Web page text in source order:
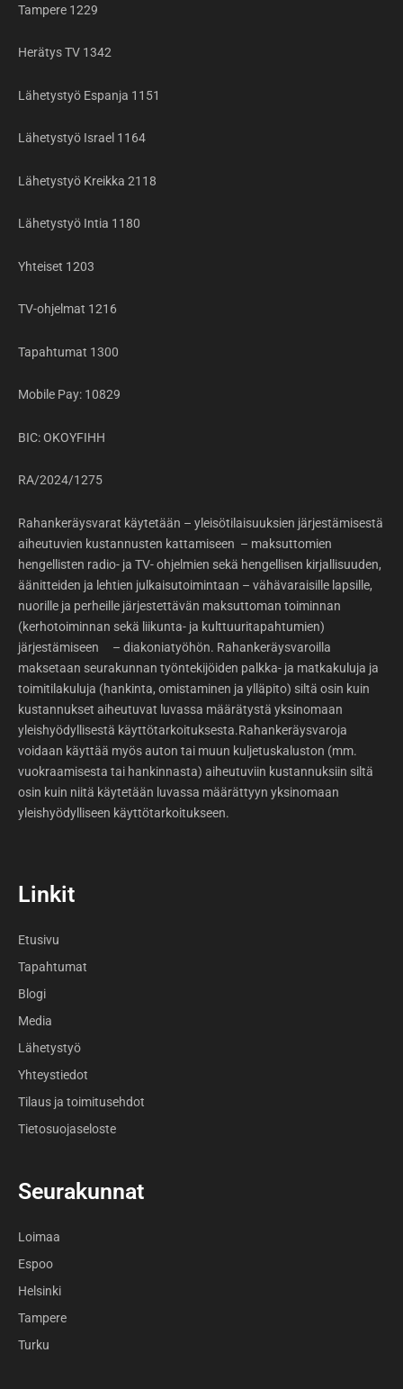
Tampere 1229
Herätys TV 1342
Lähetystyö Espanja 1151
Lähetystyö Israel 1164
Lähetystyö Kreikka 2118
Lähetystyö Intia 1180
Yhteiset 1203
TV-ohjelmat 1216
Tapahtumat 1300
Mobile Pay: 10829
BIC: OKOYFIHH
RA/2024/1275
Rahankeräysvarat käytetään – yleisötilaisuuksien järjestämisestä
aiheutuvien kustannusten kattamiseen – maksuttomien
hengellisten radio- ja TV- ohjelmien sekä hengellisen kirjallisuuden,
äänitteiden ja lehtien julkaisutoimintaan – vähävaraisille lapsille,
nuorille ja perheille järjestettävän maksuttoman toiminnan
(kerhotoiminnan sekä liikunta- ja kulttuuritapahtumien)
järjestämiseen – diakoniatyöhön. Rahankeräysvaroilla
maksetaan seurakunnan työntekijöiden palkka- ja matkakuluja ja
toimitilakuluja (hankinta, omistaminen ja ylläpito) siltä osin kuin
kustannukset aiheutuvat luvassa määrätystä yksinomaan
yleishyödyllisestä käyttötarkoituksesta.Rahankeräysvaroja
voidaan käyttää myös auton tai muun kuljetuskaluston (mm.
vuokraamisesta tai hankinnasta) aiheutuviin kustannuksiin siltä
osin kuin niitä käytetään luvassa määrättyyn yksinomaan
yleishyödylliseen käyttötarkoitukseen.
Linkit
Etusivu
Tapahtumat
Blogi
Media
Lähetystyö
Yhteystiedot
Tilaus ja toimitusehdot
Tietosuojaseloste
Seurakunnat
Loimaa
Espoo
Helsinki
Tampere
Turku